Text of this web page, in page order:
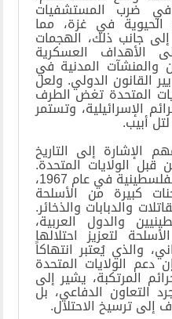
في ضرب المستشفيات
الحيوية في غزة، مما
جانب ذلك، الهجمات
الأهداف العسكرية
المدنية في
القانون الدولي. ولعل
المتحدة تغض الطرف
الإسرائيلية، وتستمر
أبيب.
الإشارة إلى التاريخ
قبل الولايات المتحدة.
منذ بداية احتلال الأراضي الفلسطينية في عام 1967،
كبيرة من الأسلحة
والدبابات والذخائر.
والدول العربية،
لتعزيز احتلالها
والذي يُعتبر انتهاكاً
دعم الولايات المتحدة
المرتكبة، يشير إلى
التعاون الدفاعي، بل
إلى ترسيخ الاحتلال.